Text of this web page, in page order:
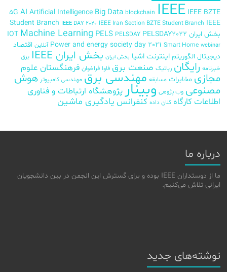
5G AI Artificial Intelligence Big Data blockchain IEEE IEEE BZTE
Student Branch IEEE DAY 2020 IEEE Iran Section BZTE Student Branch IEEE
بخش ایران
IOT Machine Learning PELS PELSDAY PELSDAY2022
Power and energy society day 2021 Smart Home webinar آنلاین اقتصاد
دیجیتال الگوریتم اینترنت اشیا بخش ایران بخش ایران IEEE
برق
خبرنامه رایگان رباتیک صنعت برق فاوا فراخوان فرهنگستان علوم
مجازی مخابرات مسابقه مهندسی برق مهندسی کامپیوتر هوش
مصنوعی وب پژوهی وبینارپژوهشگاه ارتباطات و فناوری
اطلاعات کارگاه کلان داده کنفرانس یادگیری ماشین
درباره ما
ما از دوستداران IEEE بوده و برای گسترش این انجمن در بین دانشجویان
ایرانی تلاش می‌کنیم.
نوشته‌های جدید